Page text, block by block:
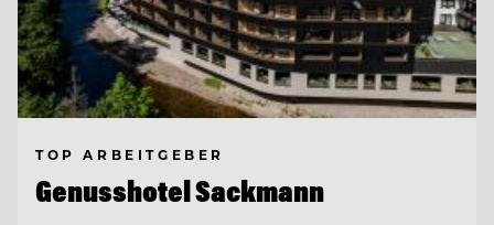
TOP ARBEITGEBER
Genusshotel Sackmann